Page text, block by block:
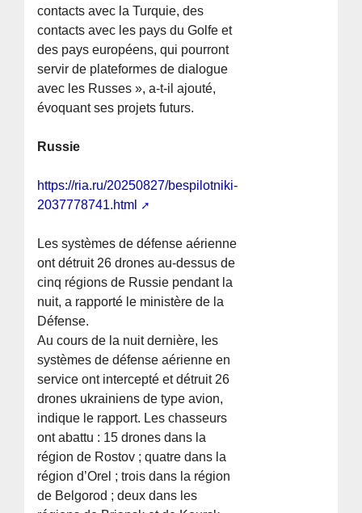
contacts avec la Turquie, des
contacts avec les pays du Golfe et
des pays européens, qui pourront
servir de plateformes de dialogue
avec les Russes », a-t-il ajouté,
évoquant ses projets futurs.
Russie
https://ria.ru/20250827/bespilotniki-
2037778741.html
Les systèmes de défense aérienne
ont détruit 26 drones au-dessus de
cinq régions de Russie pendant la
nuit, a rapporté le ministère de la
Défense.
Au cours de la nuit dernière, les
systèmes de défense aérienne en
service ont intercepté et détruit 26
drones ukrainiens de type avion,
indique le rapport. Les chasseurs
ont abattu : 15 drones dans la
région de Rostov ; quatre dans la
région d’Orel ; trois dans la région
de Belgorod ; deux dans les